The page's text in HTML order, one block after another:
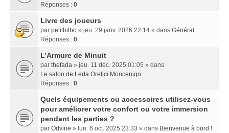
Réponses : 0
Livre des joueurs
par petitbilbo » jeu. 29 janv. 2026 22:14 » dans Général
Réponses : 0
L’Armure de Minuit
par thefada » jeu. 11 déc. 2025 01:05 » dans
Le salon de Leda Orefici Moncenigo
Réponses : 0
Quels équipements ou accessoires utilisez-vous
pour améliorer votre confort ou votre immersion
pendant les parties ?
par Odvine » lun. 6 oct. 2025 23:33 » dans Bienvenue à bord !